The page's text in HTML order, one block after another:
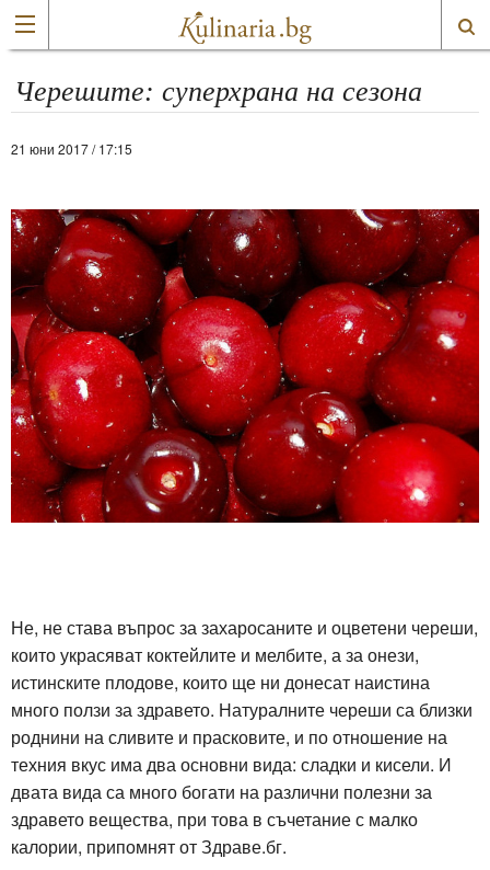
Черешите: суперхрана на сезона
21 юни 2017 / 17:15
Не, не става въпрос за захаросаните и оцветени череши,
които украсяват коктейлите и мелбите, а за онези,
истинските плодове, които ще ни донесат наистина
много ползи за здравето. Натуралните череши са близки
роднини на сливите и прасковите, и по отношение на
техния вкус има два основни вида: сладки и кисели. И
двата вида са много богати на различни полезни за
здравето вещества, при това в съчетание с малко
калории, припомнят от Здраве.бг.